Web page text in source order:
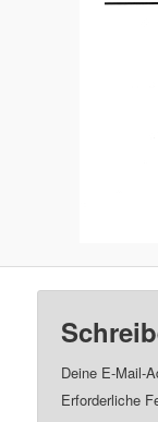
Deine E-Mail-
Erforderliche